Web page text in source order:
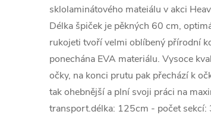
sklolaminátového mateiálu v akci
Délka špiček je pěkných 60 cm,
rukojeti tvoří velmi oblíbený přírodní
ponechána EVA materiálu. Vysoce
očky, na konci prutu pak přechází k
tak ohebnější a plní svoji práci na
transport.délka: 125cm - počet